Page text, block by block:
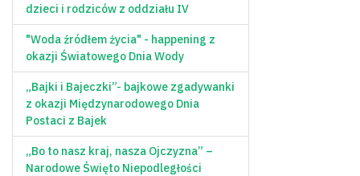
dzieci i rodziców z oddziału IV
"Woda źródłem życia" - happening z
okazji Światowego Dnia Wody
„Bajki i Bajeczki”- bajkowe zgadywanki
z okazji Międzynarodowego Dnia
Postaci z Bajek
„Bo to nasz kraj, nasza Ojczyzna” –
Narodowe Święto Niepodległości